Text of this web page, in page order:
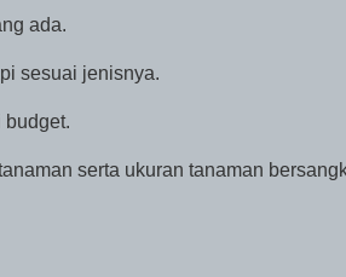
ada.
sesuai jenisnya.
budget.
serta ukuran tanaman